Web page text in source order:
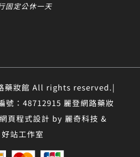
固定公休一天
藥妝館 All rights reserved.|
號：48712915 麗登網路藥妝
頁程式設計 by 麗奇科技 &
站工作室